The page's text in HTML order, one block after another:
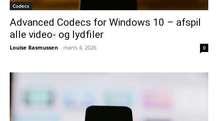
Codecs
Advanced Codecs for Windows 10 – afspil
alle video- og lydfiler
Louise Rasmussen - marts 4, 2026 0